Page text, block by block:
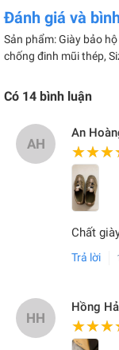
dập ngón
Giày thợ hàn Zboot
chống đinh
BẢNG
Đánh giá và
Sản phẩm: Giày bảo
chống đinh mũi thép,
Có 14 bình luận
AH
An
Chất
Trả lời
HH
Hồng